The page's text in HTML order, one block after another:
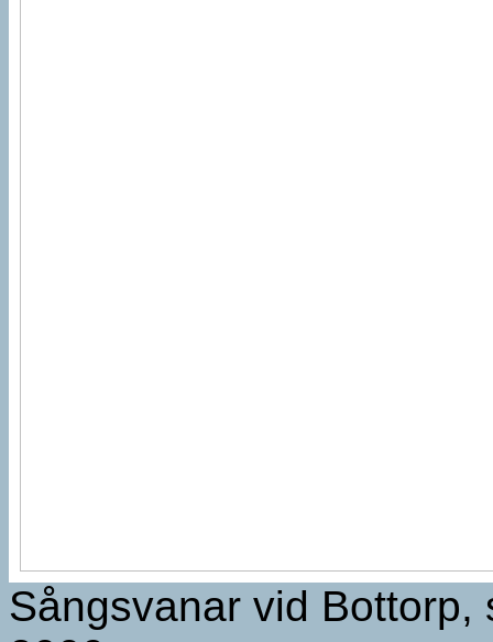
Sångsvanar vid